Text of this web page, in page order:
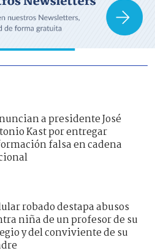
a presidente José
Kast por entregar
falsa en cadena
robado destapa abusos
niña de un profesor de su
y del conviviente de su